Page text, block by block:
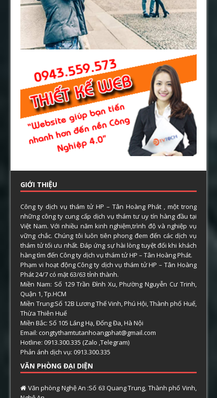
GIỚI THIỆU
Công ty dịch vụ thám tử HP – Tân Hoàng Phát , một trong
những công ty cung cấp dịch vụ thám tư uy tín hàng đầu tại
Việt Nam. Với nhiều năm kinh nghiệm,trình độ và nghiệp vụ
vững chắc. Chúng tôi luôn tiên phong đem đến các dịch vụ
thám tử tối ưu nhất. Đáp ứng sự hài lòng tuyệt đối khi khách
hàng tìm đến Công ty dịch vụ thám tử HP – Tân Hoàng Phát.
Phạm vi hoạt động Công ty dịch vụ thám tử HP – Tân Hoàng
Phát 24/7 có mặt 63/63 tỉnh thành.
Miền Nam: Số 129 Trần Đình Xu, Phường Nguyễn Cư Trinh,
Quận 1, Tp.HCM
Miền Trung:Số 12B Lương Thế Vinh, Phú Hội, Thành phố Huế,
Thừa Thiên Huế
Miền Bắc: Số 105 Láng Hạ, Đống Đa, Hà Nội
Email: congtythamtutanhoangphat@gmail.com
Hotline: 0913.300.335 (Zalo ,Telegram)
Phản ánh dịch vụ: 0913.300.335
VĂN PHÒNG ĐẠI DIỆN
Văn phòng Nghệ An :Số 63 Quang Trung, Thành phố Vinh,